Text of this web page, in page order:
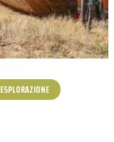
ESPLORAZIONE